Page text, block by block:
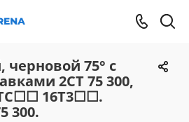
черновой 75° с
2CT 75 300,
16T3☐☐.
300.